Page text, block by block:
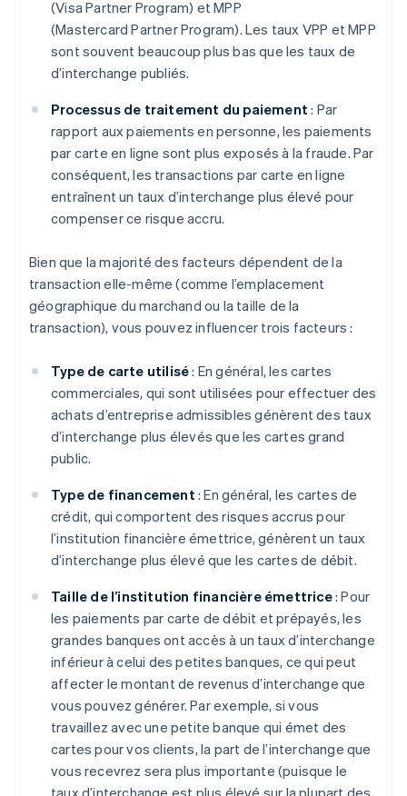
(Visa Partner Program) et MPP
(Mastercard Partner Program). Les taux VPP et MPP
sont souvent beaucoup plus bas que les taux de
d’interchange publiés.
Processus de traitement du paiement : Par
rapport aux paiements en personne, les paiements
par carte en ligne sont plus exposés à la fraude. Par
conséquent, les transactions par carte en ligne
entraînent un taux d’interchange plus élevé pour
compenser ce risque accru.
Bien que la majorité des facteurs dépendent de la
transaction elle-même (comme l’emplacement
géographique du marchand ou la taille de la
transaction), vous pouvez influencer trois facteurs :
Type de carte utilisé: En général, les cartes
commerciales, qui sont utilisées pour effectuer des
achats d’entreprise admissibles génèrent des taux
d’interchange plus élevés que les cartes grand
public.
Type de financement : En général, les cartes de
crédit, qui comportent des risques accrus pour
l’institution financière émettrice, génèrent un taux
d’interchange plus élevé que les cartes de débit.
Taille de l’institution financière émettrice: Pour
les paiements par carte de débit et prépayés, les
grandes banques ont accès à un taux d’interchange
inférieur à celui des petites banques, ce qui peut
affecter le montant de revenus d’interchange que
vous pouvez générer. Par exemple, si vous
travaillez avec une petite banque qui émet des
cartes pour vos clients, la part de l’interchange que
vous recevrez sera plus importante (puisque le
taux d’interchange est plus élevé sur la plupart des